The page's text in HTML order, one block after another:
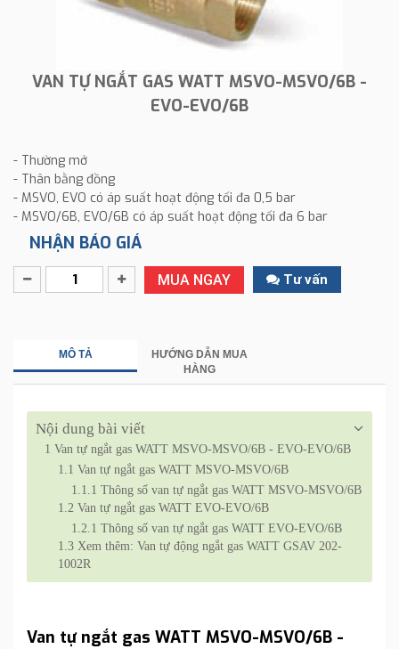
VAN TỰ NGẮT GAS WATT MSVO-MSVO/6B -
EVO-EVO/6B
- Thường mở
- Thân bằng đồng
- MSVO, EVO có áp suất hoạt động tối đa 0,5 bar
- MSVO/6B, EVO/6B có áp suất hoạt động tối đa 6 bar
NHẬN BÁO GIÁ
MUA NGAY Tư vấn
MÔ TẢ
HƯỚNG DẪN MUA
HÀNG
Nội dung bài viết
1 Van tự ngắt gas WATT MSVO-MSVO/6B - EVO-EVO/6B
1.1 Van tự ngắt gas WATT MSVO-MSVO/6B
1.1.1 Thông số van tự ngắt gas WATT MSVO-MSVO/6B
1.2 Van tự ngắt gas WATT EVO-EVO/6B
1.2.1 Thông số van tự ngắt gas WATT EVO-EVO/6B
1.3 Xem thêm: Van tự động ngắt gas WATT GSAV 202-
1002R
Van tự ngắt gas WATT MSVO-MSVO/6B -